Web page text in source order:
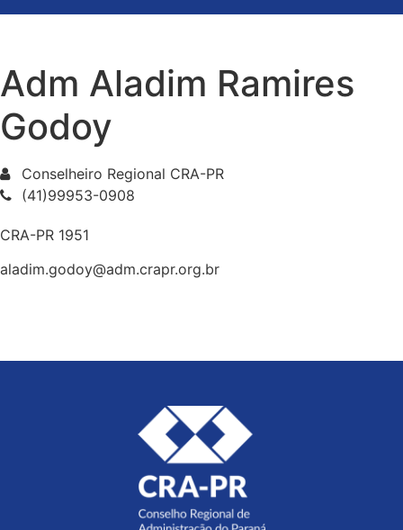
Adm Aladim Ramires
Godoy
Conselheiro Regional CRA-PR
(41)99953-0908
CRA-PR 1951
aladim.godoy@adm.crapr.org.br